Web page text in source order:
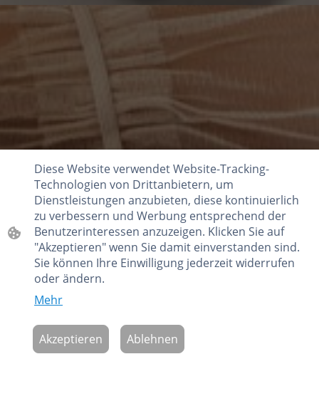
Diese Website verwendet Website-Tracking-
Technologien von Drittanbietern, um
Dienstleistungen anzubieten, diese kontinuierlich
zu verbessern und Werbung entsprechend der
Benutzerinteressen anzuzeigen. Klicken Sie auf
"Akzeptieren" wenn Sie damit einverstanden sind.
Sie können Ihre Einwilligung jederzeit widerrufen
oder ändern.
Mehr
Akzeptieren Ablehnen